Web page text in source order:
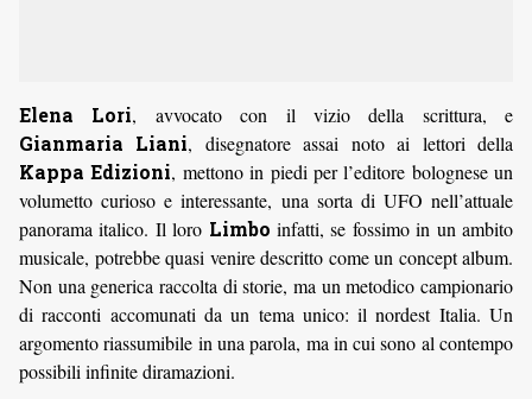
Elena Lori, avvocato con il vizio della scrittura, e
Gianmaria Liani, disegnatore assai noto ai lettori della
Kappa Edizioni, mettono in piedi per l’editore bolognese un
volumetto curioso e interessante, una sorta di UFO nell’attuale
panorama italico. Il loro Limboinfatti, se fossimo in un ambito
musicale, potrebbe quasi venire descritto come un concept album.
Non una generica raccolta di storie, ma un metodico campionario
di racconti accomunati da un tema unico: il nordest Italia. Un
argomento riassumibile in una parola, ma in cui sono al contempo
possibili infinite diramazioni.